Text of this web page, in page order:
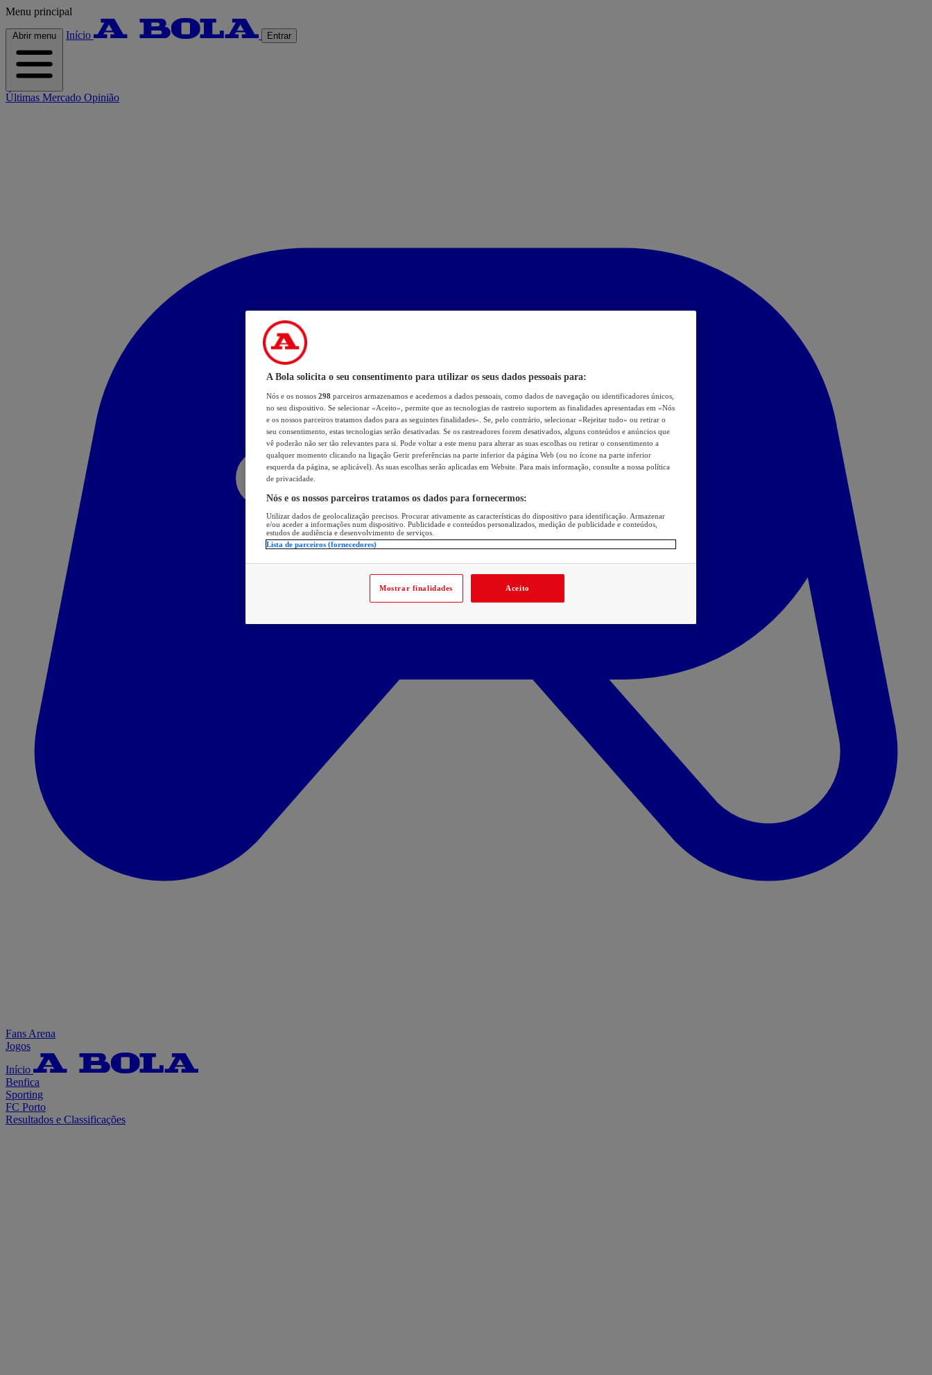
Menu principal
Abrir menu Início Entrar
Últimas Mercado Opinião
Fans Arena
Jogos
Início
Benfica
Sporting
FC Porto
Resultados e Classificações
A Bola solicita o seu consentimento para utilizar os seus dados pessoais para:
Nós e os nossos 298 parceiros armazenamos e acedemos a dados pessoais, como dados de navegação ou identificadores únicos,
no seu dispositivo. Se selecionar «Aceito», permite que as tecnologias de rastreio suportem as finalidades apresentadas em «Nós
e os nossos parceiros tratamos dados para as seguintes finalidades». Se, pelo contrário, selecionar «Rejeitar tudo» ou retirar o
seu consentimento, estas tecnologias serão desativadas. Se os rastreadores forem desativados, alguns conteúdos e anúncios que
vê poderão não ser tão relevantes para si. Pode voltar a este menu para alterar as suas escolhas ou retirar o consentimento a
qualquer momento clicando na ligação Gerir preferências na parte inferior da página Web (ou no ícone na parte inferior
esquerda da página, se aplicável). As suas escolhas serão aplicadas em Website. Para mais informação, consulte a nossa política
de privacidade.
Nós e os nossos parceiros tratamos os dados para fornecermos:
Utilizar dados de geolocalização precisos. Procurar ativamente as características do dispositivo para identificação. Armazenar
e/ou aceder a informações num dispositivo. Publicidade e conteúdos personalizados, medição de publicidade e conteúdos,
estudos de audiência e desenvolvimento de serviços.
Lista de parceiros (fornecedores)
Mostrar finalidades Aceito